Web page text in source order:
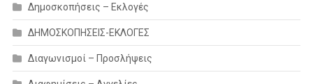
Δημοσκοπήσεις – Εκλογές
ΔΗΜΟΣΚΟΠΗΣΕΙΣ-ΕΚΛΟΓΕΣ
Διαγωνισμοί – Προσλήψεις